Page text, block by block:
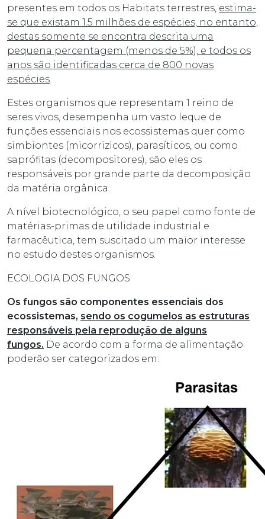
presentes em todos os Habitats terrestres, estima-
se que existam 1.5 milhões de espécies, no entanto,
destas somente se encontra descrita uma
pequena percentagem (menos de 5%), e todos os
anos são identificadas cerca de 800 novas
espécies.
Estes organismos que representam 1 reino de
seres vivos, desempenha um vasto leque de
funções essenciais nos ecossistemas quer como
simbiontes (micorrizicos), parasíticos, ou como
saprófitas (decompositores), são eles os
responsáveis por grande parte da decomposição
da matéria orgânica.
A nível biotecnológico, o seu papel como fonte de
matérias-primas de utilidade industrial e
farmacêutica, tem suscitado um maior interesse
no estudo destes organismos.
ECOLOGIA DOS FUNGOS
Os fungos são componentes essenciais dos
ecossistemas, sendo os cogumelos as estruturas
responsáveis pela reprodução de alguns
fungos. De acordo com a forma de alimentação
poderão ser categorizados em: